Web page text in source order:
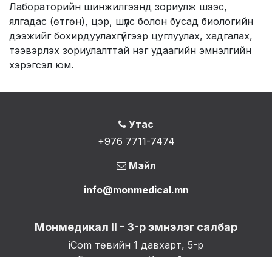
Лабораторийн шинжилгээнд зориулж шээс,
ялгадас (өтгөн), цэр, шүлс болон бусад биологийн
дээжийг бохирдуулахгүйгээр цуглуулах, хадгалах,
тээвэрлэх зориулалттай нэг удаагийн эмнэлгийн
хэрэгсэл юм.
Утас
+976 7711-7474
Мэйл
info@monmedical.mn
Монмедикал II - 3-р эмнэлэг салбар
iCom төвийн 1 давхарт, 5-р